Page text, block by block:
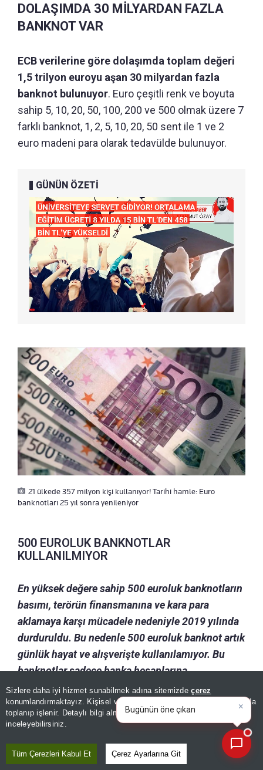
Sizlere daha iyi hizmet sunabilmek adına sitemizdeçerez
konumlandırmaktayız. Kişisel verileriniz, KVKK ve GDPR kapsamında
toplanıp işlenir. Detaylı bilgi almak içinAydınlatma Metnimizi
inceleyebilirsiniz.
Tüm Çerezleri Kabul Et Çerez Ayarlarına Git
DOLAŞIMDA 30 MİLYARDAN FAZLA
BANKNOT VAR
ECB verilerine göre dolaşımda toplam değeri
1,5 trilyon euroyu aşan 30 milyardan fazla
banknot bulunuyor. Euro çeşitli renk ve boyuta
sahip 5, 10, 20, 50, 100, 200 ve 500 olmak üzere 7
farklı banknot, 1, 2, 5, 10, 20, 50 sent ile 1 ve 2
euro madeni para olarak tedavülde bulunuyor.
GÜNÜN ÖZETİ
21 ülkede 357 milyon kişi kullanıyor! Tarihi hamle: Euro
banknotları 25 yıl sonra yenileniyor
500 EUROLUK BANKNOTLAR
KULLANILMIYOR
En yüksek değere sahip 500 euroluk banknotların
basımı, terörün finansmanına ve kara para
aklamaya karşı mücadele nedeniyle 2019 yılında
durduruldu. Bu nedenle 500 euroluk banknot artık
günlük hayat ve alışverişte kullanılamıyor. Bu
banknotlar sadece banka hesaplarına
yatırılabiliyor.
Editör : MAHMUT EKİNCİ Kaynak: ANADOLU AJANSI
Paylaş
×
Bugünün öne çıkan manşetleri
ve gelişmeleri neler?